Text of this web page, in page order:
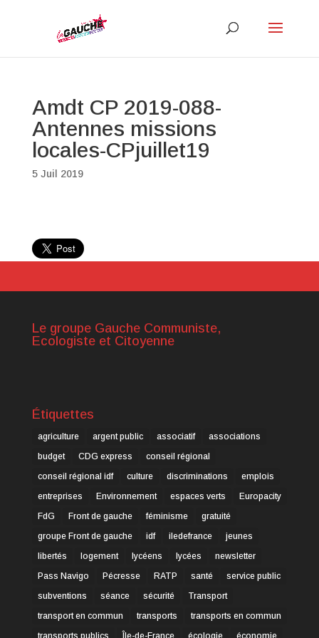
Amdt CP 2019-088-
Antennes missions
locales-CPjuillet19
5 Juil 2019
Le groupe Gauche Communiste,
Ecologiste et Citoyenne
Étiquettes
agriculture argent public associatif
associations
budget
CDG express
conseil régional
conseil régional idf
culture discriminations
emplois
entreprises
Environnement espaces verts
Europacity
FdG
Front de gauche féminisme
gratuité
groupe Front de gauche
idf iledefrance
jeunes
libertés
logement lycéens lycées
newsletter
Pass Navigo
Pécresse RATP santé
service public
subventions
séance sécurité
Transport
transport en commun
transports
transports en commun